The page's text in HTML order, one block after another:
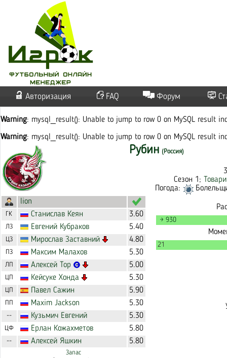
Авторизация FAQ Форум
Warning: mysql_result(): Unable to jump to row 0 on MySQL result
Warning: mysql_result(): Unable to jump to row 0 on MySQL result
Рубин (Россия)
Сезон 1;
Погода:
lion
ГК Станислав Кеян 3.60
ЛЗ Евгений Кубраков 5.40
ЦЗ Мирослав Заставний 4.80
ПЗ Максим Малахов 5.30
ЛП Алексей Тор 5.00
ЦП Кейсуке Хонда 5.30
ЦП Павел Сажин 5.90
ПП Maxim Jackson 5.30
-- Кузьмич Евгений 5.30
ЦФ Ерлан Кожахметов 5.80
-- Алексей Яшкин 5.80
Запас
→ 930
21